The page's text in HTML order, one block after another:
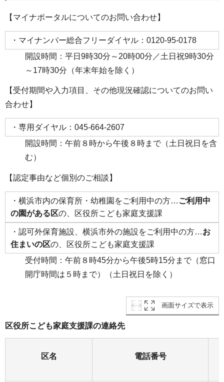
【マイナポータルについてのお問い合わせ】
・マイナンバー総合フリーダイヤル：0120-95-0178
開設時間：平日9時30分～20時00分／土日祝9時30分
～17時30分（年末年始を除く）
【受付期間や入力項目、その他現況確認についてのお問い
合わせ】
・専⽤ダイヤル：045-664-2607
開設時間：午前８時から午後８時まで（土日祝日を含
む）
【認定事由など個別のご相談】
・横浜市内の保育所・幼稚園をご利用中の方… ご利用中
の園がある区の、区役所こども家庭支援課
・認可外保育施設、横浜市外の施設をご利用中の方…お
住まいの区の、区役所こども家庭支援課
受付時間：午前８時45分から午後5時15分まで（窓口
開庁時間は５時まで）（土日祝日を除く）
画面サイズで表示
区役所こども家庭支援課の連絡先
区名 電話番号